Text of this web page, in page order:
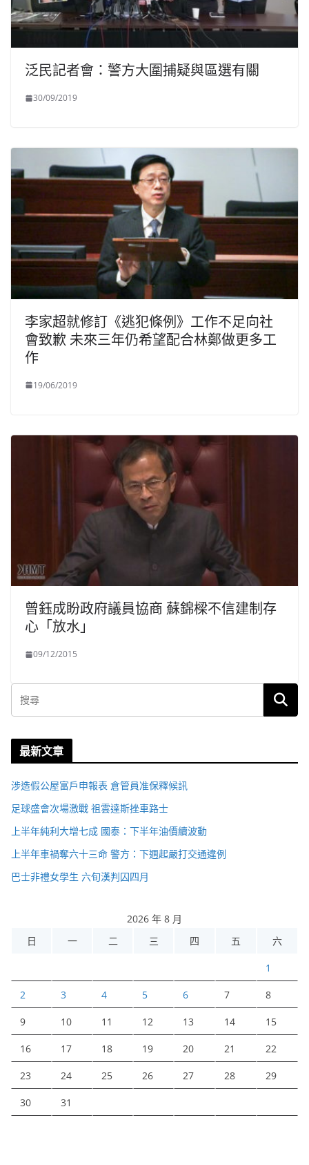
泛民記者會：警方大圍捕疑與區選有關
30/09/2019
李家超就修訂《逃犯條例》工作不足向社
會致歉 未來三年仍希望配合林鄭做更多工
作
19/06/2019
曾鈺成盼政府議員協商 蘇錦樑不信建制存
心「放水」
09/12/2015
最新文章
涉造假公屋富戶申報表 倉管員准保釋候訊
足球盛會次場激戰 祖雲達斯挫車路士
上半年純利大增七成 國泰：下半年油價續波動
上半年車禍奪六十三命 警方：下週起嚴打交通違例
巴士非禮女學生 六旬漢判囚四月
2026 年 8 月
日
一 二 三 四 五 六
1
2 3 4 5 6 7 8
9 10 11 12 13 14 15
16 17 18 19 20 21 22
23 24 25 26 27 28 29
30 31